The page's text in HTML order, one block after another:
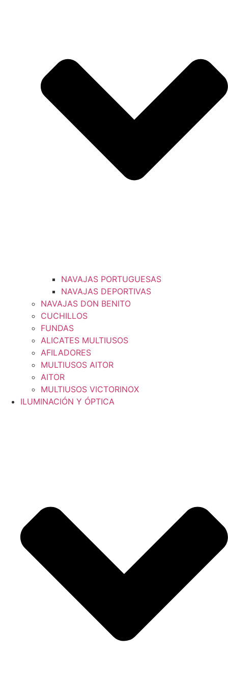
NAVAJAS PORTUGUESAS
NAVAJAS DEPORTIVAS
NAVAJAS DON BENITO
CUCHILLOS
FUNDAS
ALICATES MULTIUSOS
AFILADORES
MULTIUSOS AITOR
AITOR
MULTIUSOS VICTORINOX
ILUMINACIÓN Y ÓPTICA